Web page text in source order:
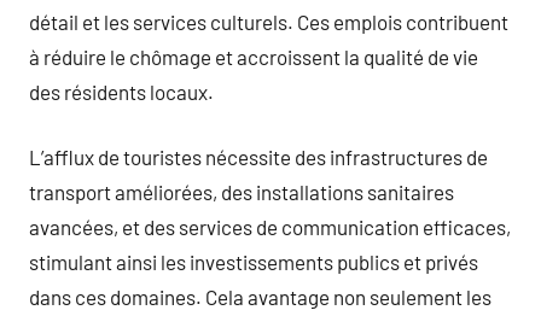
détail et les services culturels. Ces emplois contribuent
à réduire le chômage et accroissent la qualité de vie
des résidents locaux.
L’afflux de touristes nécessite des infrastructures de
transport améliorées, des installations sanitaires
avancées, et des services de communication efficaces,
stimulant ainsi les investissements publics et privés
dans ces domaines. Cela avantage non seulement les